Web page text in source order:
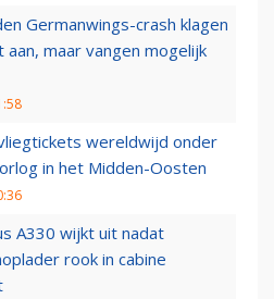
Germanwings-crash klagen
aan, maar vangen mogelijk
wereldwijd onder
in het Midden-Oosten
A330 wijkt uit nadat
rook in cabine